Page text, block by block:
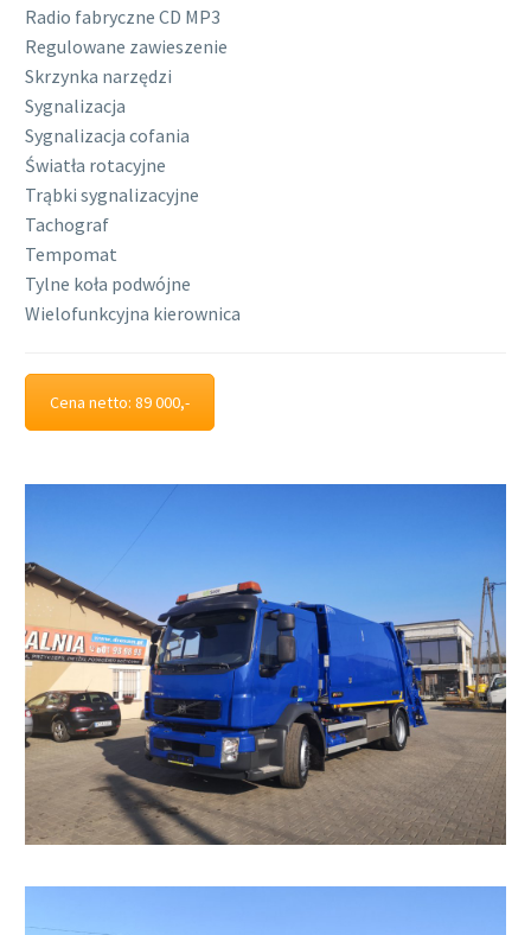
Radio fabryczne CD MP3
Regulowane zawieszenie
Skrzynka narzędzi
Sygnalizacja
Sygnalizacja cofania
Światła rotacyjne
Trąbki sygnalizacyjne
Tachograf
Tempomat
Tylne koła podwójne
Wielofunkcyjna kierownica
Cena netto: 89 000,-